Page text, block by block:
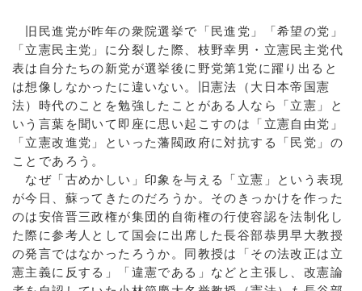
旧民進党が昨年の衆院選挙で「民進党」「希望の党」
「立憲民主党」に分裂した際、枝野幸男・立憲民主党代
表は自分たちの新党が選挙後に野党第1党に躍り出ると
は想像しなかったに違いない。旧憲法（大日本帝国憲
法）時代のことを勉強したことがある人なら「立憲」と
いう言葉を聞いて即座に思い起こすのは「立憲自由党」
「立憲改進党」といった藩閥政府に対抗する「民党」の
ことであろう。
なぜ「古めかしい」印象を与える「立憲」という表現
が今日、蘇ってきたのだろうか。そのきっかけを作った
のは安倍晋三政権が集団的自衛権の行使容認を法制化し
た際に参考人として国会に出席した長谷部恭男早大教授
の発言ではなかったろうか。同教授は「その法改正は立
憲主義に反する」「違憲である」などと主張し、改憲論